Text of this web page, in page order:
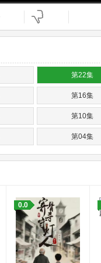
第22集
第16集
第10集
第04集
0.0